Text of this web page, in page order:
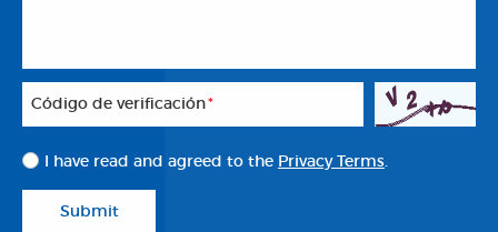
Código de verificación*
I have read and agreed to the Privacy Terms.
Submit